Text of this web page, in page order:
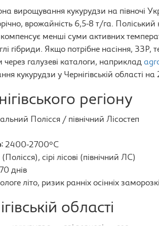
вирощування кукурудзи на півночі
врожайність 6,5-8 т/га.
менші суми активних
гібриди. Якщо потрібне насіння, ЗЗР,
галузеві каталоги, наприклад
кукурудзи у Чернігівській області на
регіону
Полісся / північний Лісостеп
2400-2700°C
сірі лісові (північний ЛС)
днів
літо, ризик ранніх осінніх
області